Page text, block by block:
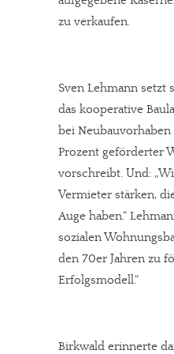
zu verkaufen.
Sven Lehmann setzt
das kooperative
bei
Prozent geförderter
vorschreibt. Und:
Vermieter stärken,
Auge haben.“
sozialen
den 70er Jahren zu
Erfolgsmodell.“
Birkwald erinnerte